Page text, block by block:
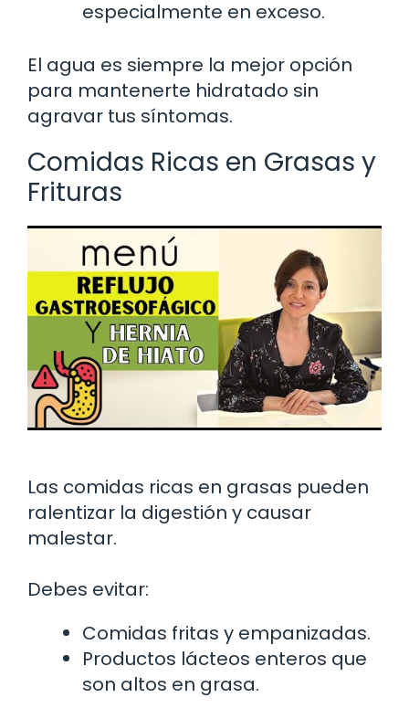
especialmente en exceso.
El agua es siempre la mejor opción
para mantenerte hidratado sin
agravar tus síntomas.
Comidas Ricas en Grasas y
Frituras
Las comidas ricas en grasas pueden
ralentizar la digestión y causar
malestar.
Debes evitar:
Comidas fritas y empanizadas.
Productos lácteos enteros que
son altos en grasa.